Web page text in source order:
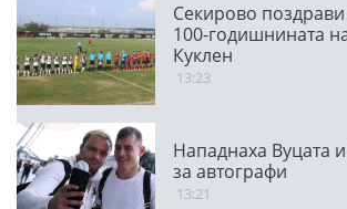
Секирово поздрави
100-годишнината
Куклен
13:23
Нападнаха Вуцата
за автографи
13:21